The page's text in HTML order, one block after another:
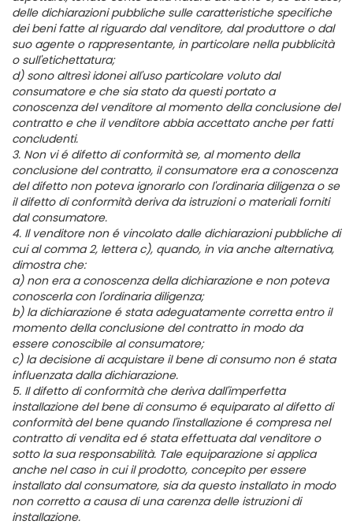
delle dichiarazioni pubbliche sulle caratteristiche specifiche
dei beni fatte al riguardo dal venditore, dal produttore o dal
suo agente o rappresentante, in particolare nella pubblicità
o sull'etichettatura;
d) sono altresì idonei all'uso particolare voluto dal
consumatore e che sia stato da questi portato a
conoscenza del venditore al momento della conclusione del
contratto e che il venditore abbia accettato anche per fatti
concludenti.
3. Non vi é difetto di conformità se, al momento della
conclusione del contratto, il consumatore era a conoscenza
del difetto non poteva ignorarlo con l'ordinaria diligenza o se
il difetto di conformità deriva da istruzioni o materiali forniti
dal consumatore.
4. Il venditore non é vincolato dalle dichiarazioni pubbliche di
cui al comma 2, lettera c), quando, in via anche alternativa,
dimostra che:
a) non era a conoscenza della dichiarazione e non poteva
conoscerla con l'ordinaria diligenza;
b) la dichiarazione é stata adeguatamente corretta entro il
momento della conclusione del contratto in modo da
essere conoscibile al consumatore;
c) la decisione di acquistare il bene di consumo non é stata
influenzata dalla dichiarazione.
5. Il difetto di conformità che deriva dall'imperfetta
installazione del bene di consumo é equiparato al difetto di
conformità del bene quando l'installazione é compresa nel
contratto di vendita ed é stata effettuata dal venditore o
sotto la sua responsabilità. Tale equiparazione si applica
anche nel caso in cui il prodotto, concepito per essere
installato dal consumatore, sia da questo installato in modo
non corretto a causa di una carenza delle istruzioni di
installazione.